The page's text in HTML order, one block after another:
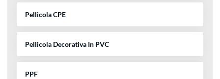
Pellicola CPE
Pellicola Decorativa In PVC
PPF